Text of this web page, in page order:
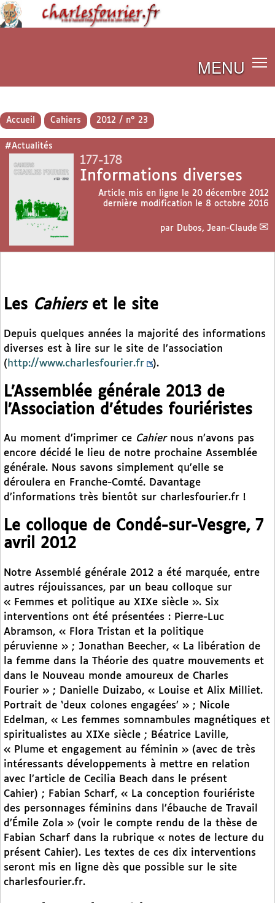
MENU
Accueil Cahiers 2012 / n° 23
#Actualités
177-178
Informations diverses
Article mis en ligne le 20 décembre 2012
dernière modification le 8 octobre 2016
par Dubos, Jean-Claude
Les Cahierset le site
Depuis quelques années la majorité des informations
diverses est à lire sur le site de l’association
( http://www.charlesfourier.fr ).
L’Assemblée générale 2013 de
l’Association d’études fouriéristes
Au moment d’imprimer ce Cahiernous n’avons pas
encore décidé le lieu de notre prochaine Assemblée
générale. Nous savons simplement qu’elle se
déroulera en Franche-Comté. Davantage
d’informations très bientôt sur charlesfourier.fr !
Le colloque de Condé-sur-Vesgre, 7
avril 2012
Notre Assemblé générale 2012 a été marquée, entre
autres réjouissances, par un beau colloque sur
« Femmes et politique au XIXe siècle ». Six
interventions ont été présentées : Pierre-Luc
Abramson, « Flora Tristan et la politique
péruvienne » ; Jonathan Beecher, « La libération de
la femme dans la Théorie des quatre mouvements et
dans le Nouveau monde amoureux de Charles
Fourier » ; Danielle Duizabo, « Louise et Alix Milliet.
Portrait de ‘deux colones engagées’ » ; Nicole
Edelman, « Les femmes somnambules magnétiques et
spiritualistes au XIXe siècle ; Béatrice Laville,
« Plume et engagement au féminin » (avec de très
intéressants développements à mettre en relation
avec l’article de Cecilia Beach dans le présent
Cahier) ; Fabian Scharf, « La conception fouriériste
des personnages féminins dans l’ébauche de Travail
d’Émile Zola » (voir le compte rendu de la thèse de
Fabian Scharf dans la rubrique « notes de lecture du
présent Cahier). Les textes de ces dix interventions
seront mis en ligne dès que possible sur le site
charlesfourier.fr.